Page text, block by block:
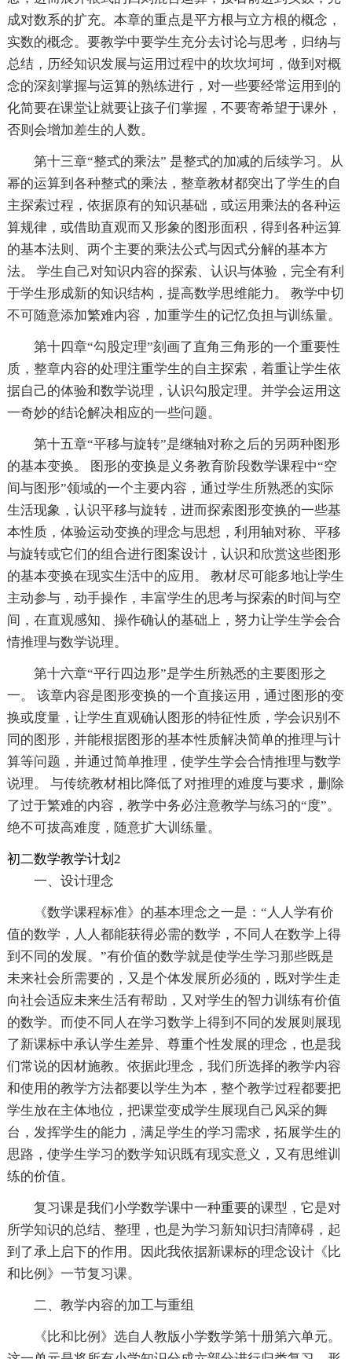
成对数系的扩充。本章的重点是平方根与立方根的概念，
实数的概念。要教学中要学生充分去讨论与思考，归纳与
总结，历经知识发展与运用过程中的坎坎坷坷，做到对概
念的深刻掌握与运算的熟练进行，对一些要经常运用到的
化简要在课堂让就要让孩子们掌握，不要寄希望于课外，
否则会增加差生的人数。
第十三章“整式的乘法” 是整式的加减的后续学习。从
幂的运算到各种整式的乘法，整章教材都突出了学生的自
主探索过程，依据原有的知识基础，或运用乘法的各种运
算规律，或借助直观而又形象的图形面积，得到各种运算
的基本法则、两个主要的乘法公式与因式分解的基本方
法。 学生自己对知识内容的探索、认识与体验，完全有利
于学生形成新的知识结构，提高数学思维能力。 教学中切
不可随意添加繁难内容，加重学生的记忆负担与训练量。
第十四章“勾股定理”刻画了直角三角形的一个重要性
质，整章内容的处理注重学生的自主探索，着重让学生依
据自己的体验和数学说理，认识勾股定理。并学会运用这
一奇妙的结论解决相应的一些问题。
第十五章“平移与旋转”是继轴对称之后的另两种图形
的基本变换。 图形的变换是义务教育阶段数学课程中“空
间与图形”领域的一个主要内容，通过学生所熟悉的实际
生活现象，认识平移与旋转，进而探索图形变换的一些基
本性质，体验运动变换的理念与思想，利用轴对称、平移
与旋转或它们的组合进行图案设计，认识和欣赏这些图形
的基本变换在现实生活中的应用。 教材尽可能多地让学生
主动参与，动手操作，丰富学生的思考与探索的时间与空
间，在直观感知、操作确认的基础上，努力让学生学会合
情推理与数学说理。
第十六章“平行四边形”是学生所熟悉的主要图形之
一。 该章内容是图形变换的一个直接运用，通过图形的变
换或度量，让学生直观确认图形的特征性质，学会识别不
同的图形，并能根据图形的基本性质解决简单的推理与计
算等问题，并通过简单推理，使学生学会合情推理与数学
说理。 与传统教材相比降低了对推理的难度与要求，删除
了过于繁难的内容，教学中务必注意教学与练习的“度”。
绝不可拔高难度，随意扩大训练量。
初二数学教学计划2
一、设计理念
《数学课程标准》的基本理念之一是：“人人学有价
值的数学，人人都能获得必需的数学，不同人在数学上得
到不同的发展。”有价值的数学就是使学生学习那些既是
未来社会所需要的，又是个体发展所必须的，既对学生走
向社会适应未来生活有帮助，又对学生的智力训练有价值
的数学。而使不同人在学习数学上得到不同的发展则展现
了新课标中承认学生差异、尊重个性发展的理念，也是我
们常说的因材施教。依据此理念，我们所选择的教学内容
和使用的教学方法都要以学生为本，整个教学过程都要把
学生放在主体地位，把课堂变成学生展现自己风采的舞
台，发挥学生的能力，满足学生的学习需求，拓展学生的
思路，使学生学习的数学知识既有现实意义，又有思维训
练的价值。
复习课是我们小学数学课中一种重要的课型，它是对
所学知识的总结、整理，也是为学习新知识扫清障碍，起
到了承上启下的作用。因此我依据新课标的理念设计《比
和比例》一节复习课。
二、教学内容的加工与重组
《比和比例》选自人教版小学数学第十册第六单元。